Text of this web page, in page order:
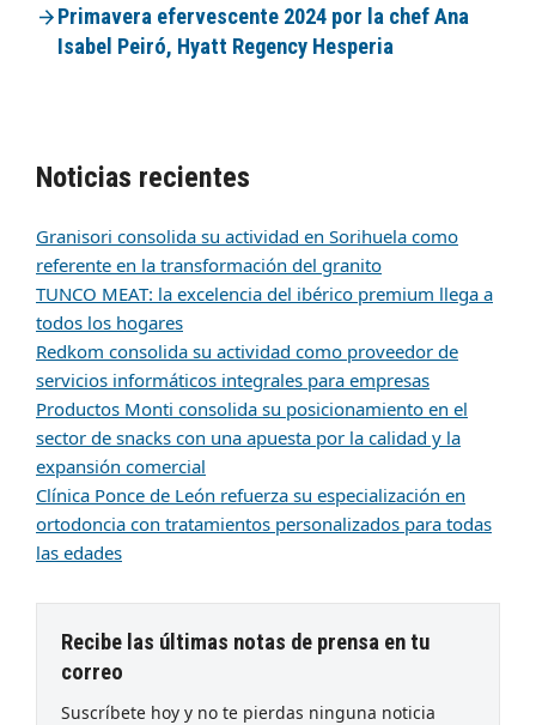
Primavera efervescente 2024 por la chef Ana
Isabel Peiró, Hyatt Regency Hesperia
Noticias recientes
Granisori consolida su actividad en Sorihuela como
referente en la transformación del granito
TUNCO MEAT: la excelencia del ibérico premium llega a
todos los hogares
Redkom consolida su actividad como proveedor de
servicios informáticos integrales para empresas
Productos Monti consolida su posicionamiento en el
sector de snacks con una apuesta por la calidad y la
expansión comercial
Clínica Ponce de León refuerza su especialización en
ortodoncia con tratamientos personalizados para todas
las edades
Recibe las últimas notas de prensa en tu
correo
Suscríbete hoy y no te pierdas ninguna noticia